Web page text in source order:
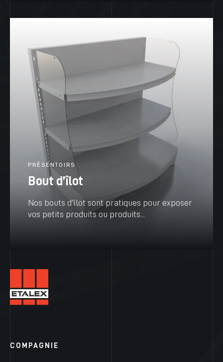
PRÉSENTOIRS
Bout d’îlot
Nos bouts d’îlot sont pratiques pour exposer
vos petits produits ou produits...
COMPAGNIE